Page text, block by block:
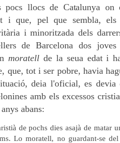
pocs llocs de Catalunya on
i que, pel que sembla,
i minoritzada dels
de Barcelona dos
moratellde la seua edati
que, tot i ser pobre, havia
deia l'oficial, es
amb els excessos
abans:
de pochs dies asajà de matar
Lo moratell, no guardant-se